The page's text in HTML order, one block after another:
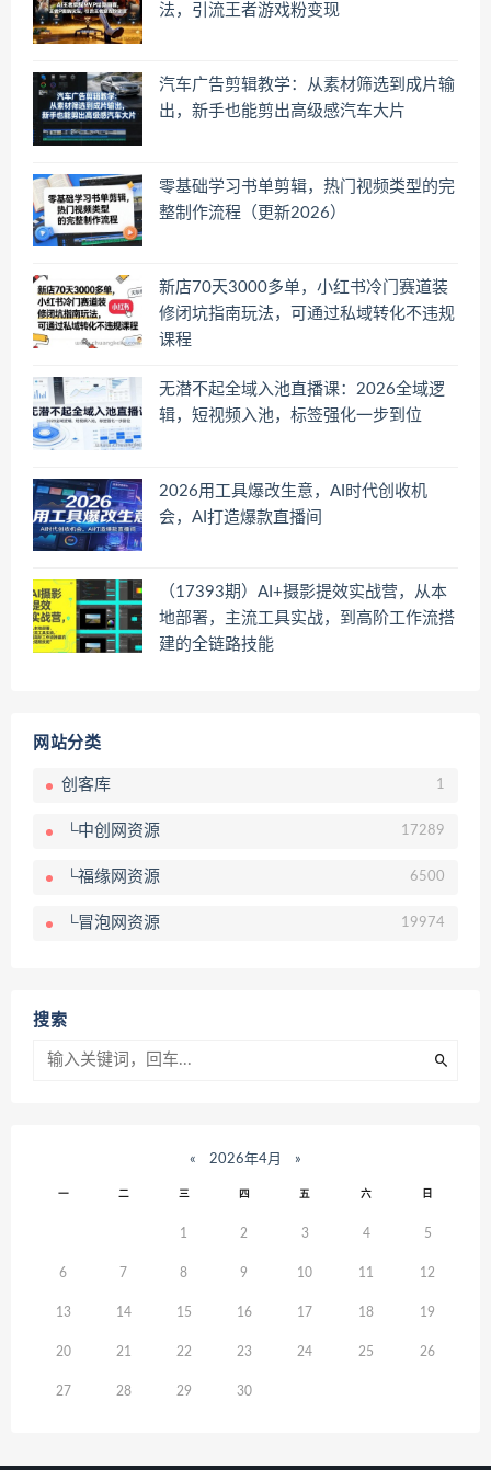
法，引流王者游戏粉变现
汽车广告剪辑教学：从素材筛选到成片输
出，新手也能剪出高级感汽车大片
零基础学习书单剪辑，热门视频类型的完
整制作流程（更新2026）
新店70天3000多单，小红书冷门赛道装
修闭坑指南玩法，可通过私域转化不违规
课程
无潜不起全域入池直播课：2026全域逻
辑，短视频入池，标签强化一步到位
2026用工具爆改生意，AI时代创收机
会，AI打造爆款直播间
（17393期）AI+摄影提效实战营，从本
地部署，主流工具实战，到高阶工作流搭
建的全链路技能
网站分类
创客库 1
└中创网资源 17289
└福缘网资源 6500
└冒泡网资源 19974
搜索
« 2026年4月 »
一 二 三 四 五 六 日
1 2 3 4 5
6 7 8 9 10 11 12
13 14 15 16 17 18 19
20 21 22 23 24 25 26
27 28 29 30